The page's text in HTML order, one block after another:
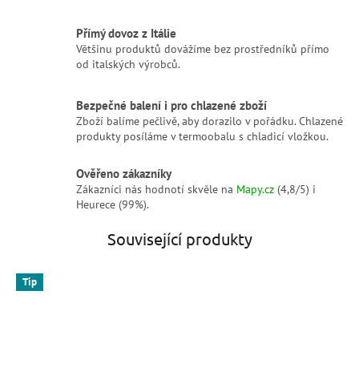
Přímý dovoz z Itálie
Většinu produktů dovážíme bez prostředníků přímo
od italských výrobců.
Bezpečné balení i pro chlazené zboží
Zboží balíme pečlivě, aby dorazilo v pořádku. Chlazené
produkty posíláme v termoobalu s chladicí vložkou.
Ověřeno zákazníky
Zákazníci nás hodnotí skvěle na Mapy.cz (4,8/5) i
Heurece (99%).
Související produkty
Tip